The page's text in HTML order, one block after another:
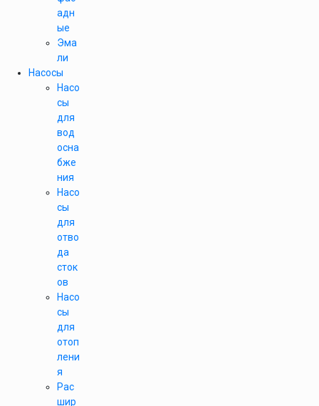
адн
ые
Эма
ли
Насосы
Насо
сы
для
вод
осна
бже
ния
Насо
сы
для
отво
да
сток
ов
Насо
сы
для
отоп
лени
я
Рас
шир